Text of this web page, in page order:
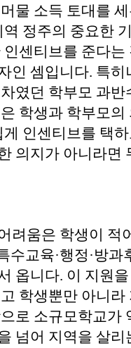
물 소득 토대를
역 정주의 중요한
센티브를 준다는
인 셈입니다. 특히
였던 학부모 과반
학생과 학부모의
인센티브를 택
의지가 아니라면
려움은 학생이 적
수교육·행정·방과
옵니다. 이 지원
학생뿐만 아니라
로 소규모학교가
넘어 지역을 살리